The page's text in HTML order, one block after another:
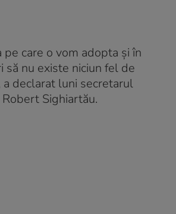
pe care o vom adopta şi în
să nu existe niciun fel de
a declarat luni secretarul
Sighiartău.